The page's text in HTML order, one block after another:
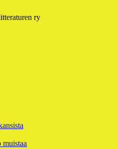
ry